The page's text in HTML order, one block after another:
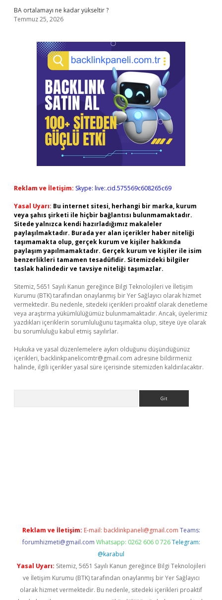
BA ortalamayı ne kadar yükseltir ?
Temmuz 25, 2026
Reklam ve İletişim: Skype: live:.cid.575569c608265c69
Yasal Uyarı: Bu internet sitesi, herhangi bir marka, kurum
veya şahıs şirketi ile hiçbir bağlantısı bulunmamaktadır.
Sitede yalnızca kendi hazırladığımız makaleler
paylaşılmaktadır. Burada yer alan içerikler haber niteliği
taşımamakta olup, gerçek kurum ve kişiler hakkında
paylaşım yapılmamaktadır. Gerçek kurum ve kişiler ile isim
benzerlikleri tamamen tesadüfidir. Sitemizdeki bilgiler
taslak halindedir ve tavsiye niteliği taşımazlar.
Sitemiz, 5651 Sayılı Kanun gereğince Bilgi Teknolojileri ve İletişim
Kurumu (BTK) tarafından onaylanmış bir Yer Sağlayıcı olarak hizmet
vermektedir. Bu nedenle, sitedeki içerikleri proaktif olarak denetleme
veya araştırma yükümlülüğümüz bulunmamaktadır. Ancak, üyelerimiz
yazdıkları içeriklerin sorumluluğunu taşımakta olup, siteye üye olarak
bu sorumluluğu kabul etmiş sayılırlar.
Hukuka ve yasal düzenlemelere aykırı olduğunu düşündüğünüz
içerikleri, backlinkpanelicomtr@gmail.com adresine bildirmeniz
halinde, ilgili içerikler yasal süre içerisinde sitemizden kaldırılacaktır.
Reklam ve İletişim: E-mail: backlinkpaneli@gmail.com Teams:
forumhizmeti@gmail.com Whatsapp: 0262 606 0 726 Telegram:
@karabul
Yasal Uyarı: Sitemiz, 5651 Sayılı Kanun gereğince Bilgi Teknolojileri
ve İletişim Kurumu (BTK) tarafından onaylanmış bir Yer Sağlayıcı
olarak hizmet vermektedir. Bu nedenle, sitedeki içerikleri proaktif